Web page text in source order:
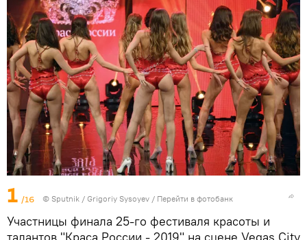
1 /16 © Sputnik / Grigoriy Sysoyev / Перейти в фотобанк
Участницы финала 25-го фестиваля красоты и